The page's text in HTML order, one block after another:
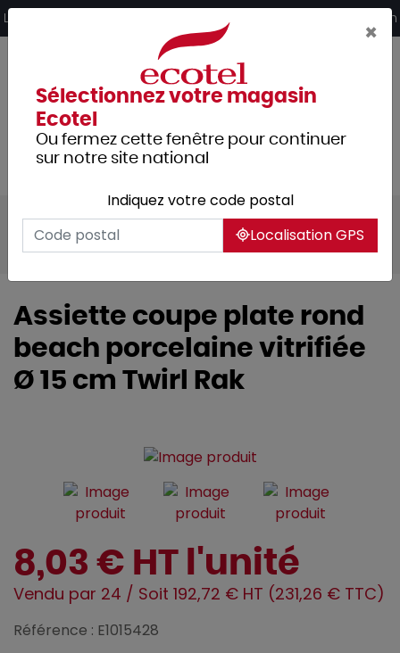
Livraison offerte dès 249€ HT d’achat et retrait 2h en magasin
Tous les produits
Arts de la table
Vaisselle
Assiettes & services
Assiette coupe plate rond
beach porcelaine vitrifiée
Ø 15 cm Twirl Rak
8,03 € HT l'unité
Vendu par 24 / Soit 192,72 € HT (231,26 € TTC)
Référence : E1015428
×
Sélectionnez votre magasin
Ecotel
Ou fermez cette fenêtre pour continuer
sur notre site national
Indiquez votre code postal
Localisation GPS
Panneau de gestion des cookies